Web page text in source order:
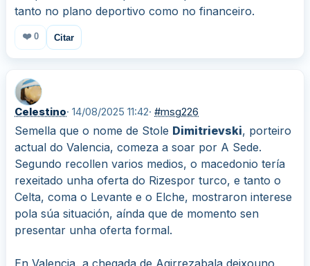
tanto no plano deportivo como no financeiro.
❤️ 0 Citar
Celestino· 14/08/2025 11:42· #msg226
Semella que o nome de Stole Dimitrievski, porteiro
actual do Valencia, comeza a soar por A Sede.
Segundo recollen varios medios, o macedonio tería
rexeitado unha oferta do Rizespor turco, e tanto o
Celta, coma o Levante e o Elche, mostraron interese
pola súa situación, aínda que de momento sen
presentar unha oferta formal.
En Valencia, a chegada de Agirrezabala deixouno